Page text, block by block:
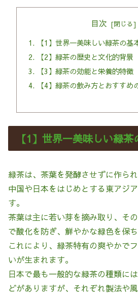
目次
【1】世界一美味しい緑茶の基
【2】緑茶の歴史と文化的背景
【3】緑茶の効能と栄養的特徴
【4】緑茶の飲み方とおすすめ
【1】世界一美味しい緑
緑茶は、茶葉を発酵させずに作ら
中国や日本をはじめとする東アジ
す。
茶葉は主に若い芽を摘み取り、そ
で酸化を防ぎ、鮮やかな緑色を保ち
これにより、緑茶特有の爽やかで
いが生まれます。
日本で最も一般的な緑茶の種類に
どがありますが、それぞれ製法や